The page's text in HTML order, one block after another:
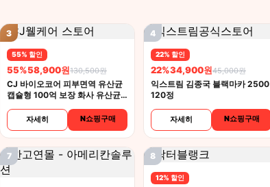
3
55% 할인
55%58,900원130,500원
CJ 바이오코어 피부면역 유산균
캡슐형 100억 보장 화사 유산균
자세히 N쇼핑구매
4
22% 할인
22%34,900원45,000원
익스트림 김종국 블랙마카 2500
120정
자세히 N쇼핑구매
7 8
12% 할인